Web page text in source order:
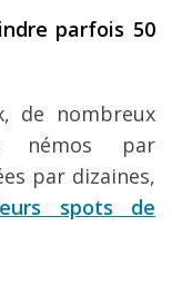
parfois 50
de nombreux
némos par
par dizaines,
spots de